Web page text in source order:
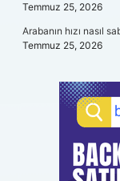
Temmuz 25, 2026
Arabanın hızı nasıl
Temmuz 25, 2026